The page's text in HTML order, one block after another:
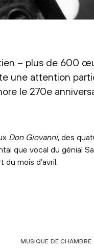
– plus de 600
une attention
le 270e
Don Giovanni, des
que vocal du génial
mois d’avril.
MUSIQUE DE CHAMBRE